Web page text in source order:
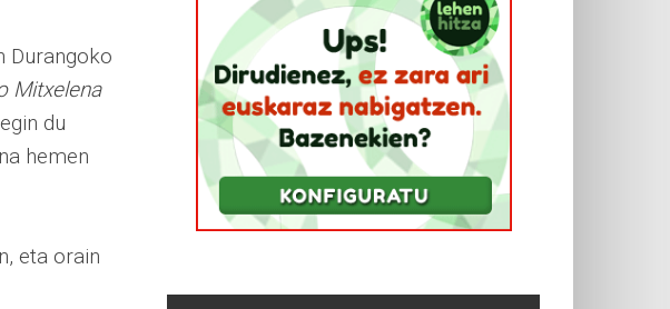
Durangoko
Mitxelena
du
hemen
eta orain